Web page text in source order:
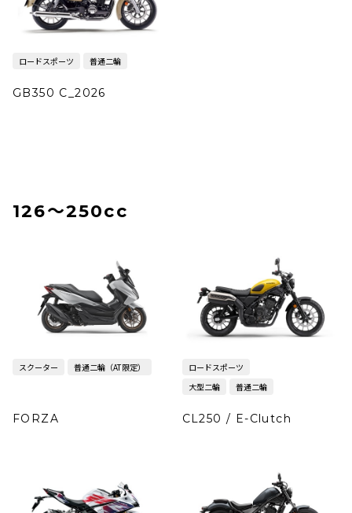
ロードスポーツ 普通二輪
GB350 C_2026
126〜250cc
スクーター 普通二輪（AT限定）
FORZA
ロードスポーツ
大型二輪
普通二輪
CL250 / E-Clutch